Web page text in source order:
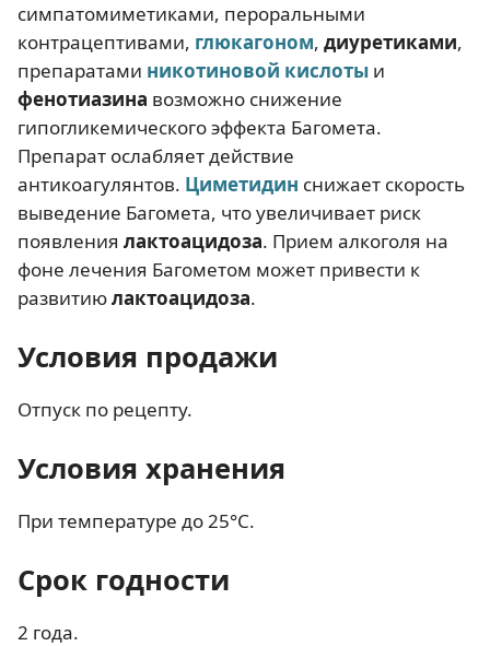
симпатомиметиками, пероральными
контрацептивами, глюкагоном, диуретиками,
препаратами никотиновой кислоты и
фенотиазина возможно снижение
гипогликемического эффекта Багомета.
Препарат ослабляет действие
антикоагулянтов. Циметидин снижает скорость
выведение Багомета, что увеличивает риск
появления лактоацидоза. Прием алкоголя на
фоне лечения Багометом может привести к
развитиюлактоацидоза.
Условия продажи
Отпуск по рецепту.
Условия хранения
При температуре до 25°C.
Срок годности
2 года.